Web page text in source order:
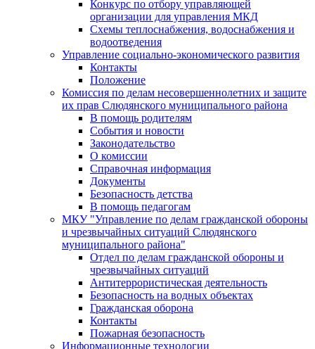
Конкурс по отбору управляющей
организации для управления МКД
Схемы теплоснабжения, водоснабжения и
водоотведения
Управление социально-экономического развития
Контакты
Положение
Комиссия по делам несовершеннолетних и защите
их прав Слюдянского муниципального района
В помощь родителям
События и новости
Законодательство
О комиссии
Справочная информация
Документы
Безопасность детства
В помощь педагогам
МКУ "Управление по делам гражданской обороны
и чрезвычайных ситуаций Слюдянского
муниципального района"
Отдел по делам гражданской обороны и
чрезвычайных ситуаций
Антитеррористическая деятельность
Безопасность на водных объектах
Гражданская оборона
Контакты
Пожарная безопасность
Информационные технологии